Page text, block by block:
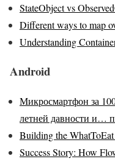
StateObject vs
Different ways to map
Understanding
Android
Микросмартфон за
летней давности и…
Building the
Success Story: How